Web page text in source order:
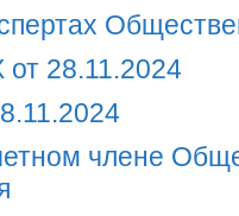
28.11.2024
члене